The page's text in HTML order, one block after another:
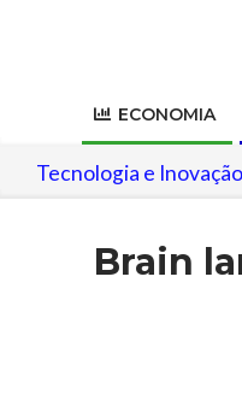
ECONOMIA
Tecnologia e Inovação
Brain